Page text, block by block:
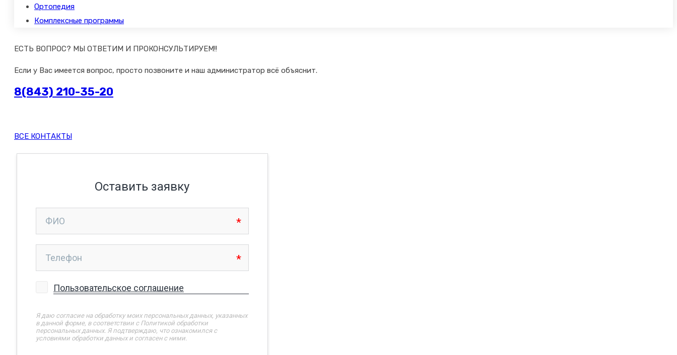
Ортопедия
Комплексные программы
ЕСТЬ ВОПРОС? МЫ ОТВЕТИМ И ПРОКОНСУЛЬТИРУЕМ!!
Если у Вас имеется вопрос, просто позвоните и наш администратор всё объяснит.
8(843) 210-35-20
ВСЕ КОНТАКТЫ